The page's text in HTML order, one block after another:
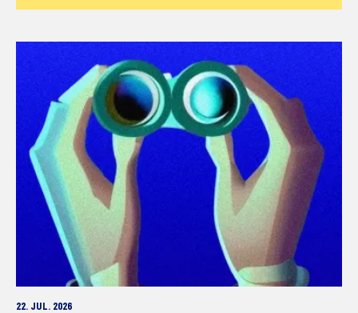
22. JUL. 2026